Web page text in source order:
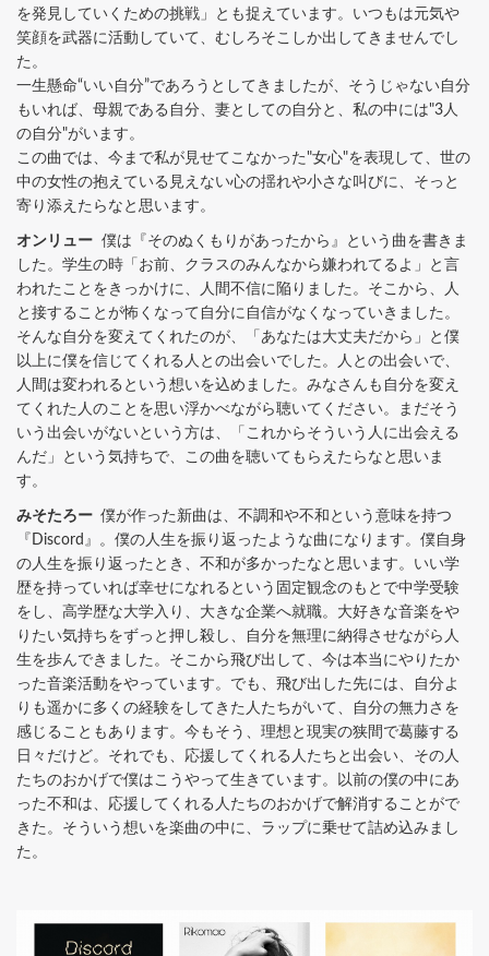
を発見していくための挑戦」とも捉えています。いつもは元気や
笑顔を武器に活動していて、むしろそこしか出してきませんでし
た。
一生懸命“いい自分”であろうとしてきましたが、そうじゃない自分
もいれば、母親である自分、妻としての自分と、私の中には"3人
の自分"がいます。
この曲では、今まで私が見せてこなかった"女心"を表現して、世の
中の女性の抱えている見えない心の揺れや小さな叫びに、そっと
寄り添えたらなと思います。
オンリュー 僕は『そのぬくもりがあったから』という曲を書きま
した。学生の時「お前、クラスのみんなから嫌われてるよ」と言
われたことをきっかけに、人間不信に陥りました。そこから、人
と接することが怖くなって自分に自信がなくなっていきました。
そんな自分を変えてくれたのが、「あなたは大丈夫だから」と僕
以上に僕を信じてくれる人との出会いでした。人との出会いで、
人間は変われるという想いを込めました。みなさんも自分を変え
てくれた人のことを思い浮かべながら聴いてください。まだそう
いう出会いがないという方は、「これからそういう人に出会える
んだ」という気持ちで、この曲を聴いてもらえたらなと思いま
す。
みそたろー 僕が作った新曲は、不調和や不和という意味を持つ
『Discord』。僕の人生を振り返ったような曲になります。僕自身
の人生を振り返ったとき、不和が多かったなと思います。いい学
歴を持っていれば幸せになれるという固定観念のもとで中学受験
をし、高学歴な大学入り、大きな企業へ就職。大好きな音楽をや
りたい気持ちをずっと押し殺し、自分を無理に納得させながら人
生を歩んできました。そこから飛び出して、今は本当にやりたか
った音楽活動をやっています。でも、飛び出した先には、自分よ
りも遥かに多くの経験をしてきた人たちがいて、自分の無力さを
感じることもあります。今もそう、理想と現実の狭間で葛藤する
日々だけど。それでも、応援してくれる人たちと出会い、その人
たちのおかげで僕はこうやって生きています。以前の僕の中にあ
った不和は、応援してくれる人たちのおかげで解消することがで
きた。そういう想いを楽曲の中に、ラップに乗せて詰め込みまし
た。